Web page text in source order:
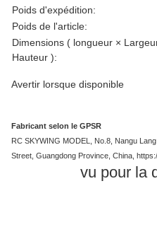
caractéristique du produit
valeur
Poids d'expédition:
Poids de l'article:
Dimensions ( longueur ×
Hauteur ):
Avertir lorsque disponible
Fabricant selon le GPSR
RC SKYWING MODEL, No.8, Nangu
Street, Guangdong Province, China,
vu pour la